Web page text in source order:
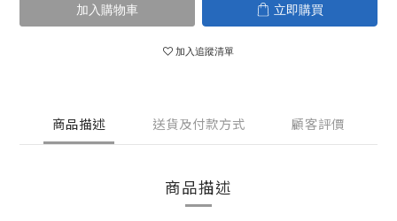
加入購物車 立即購買
加入追蹤清單
商品描述 送貨及付款方式 顧客評價
商品描述